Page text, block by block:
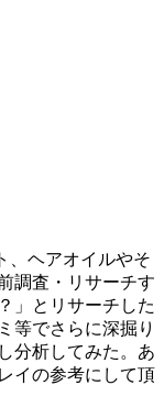
、ヘアオイルやそ
調査・リサーチす
」とリサーチした
等でさらに深掘り
分析してみた。あ
イの参考にして頂